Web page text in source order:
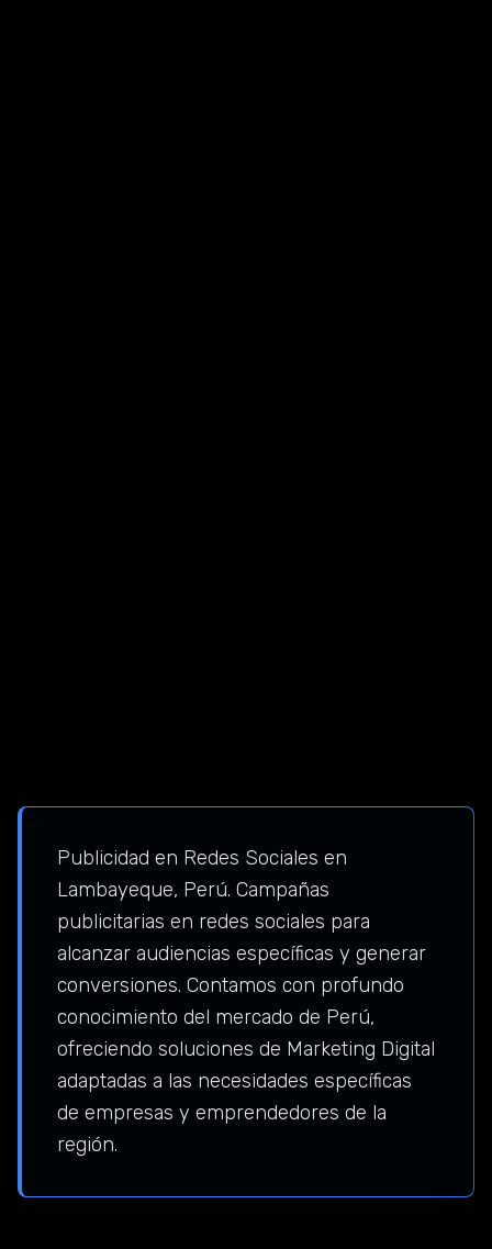
Publicidad en Redes Sociales en
Lambayeque, Perú. Campañas
publicitarias en redes sociales para
alcanzar audiencias específicas y generar
conversiones. Contamos con profundo
conocimiento del mercado de Perú,
ofreciendo soluciones de Marketing Digital
adaptadas a las necesidades específicas
de empresas y emprendedores de la
región.